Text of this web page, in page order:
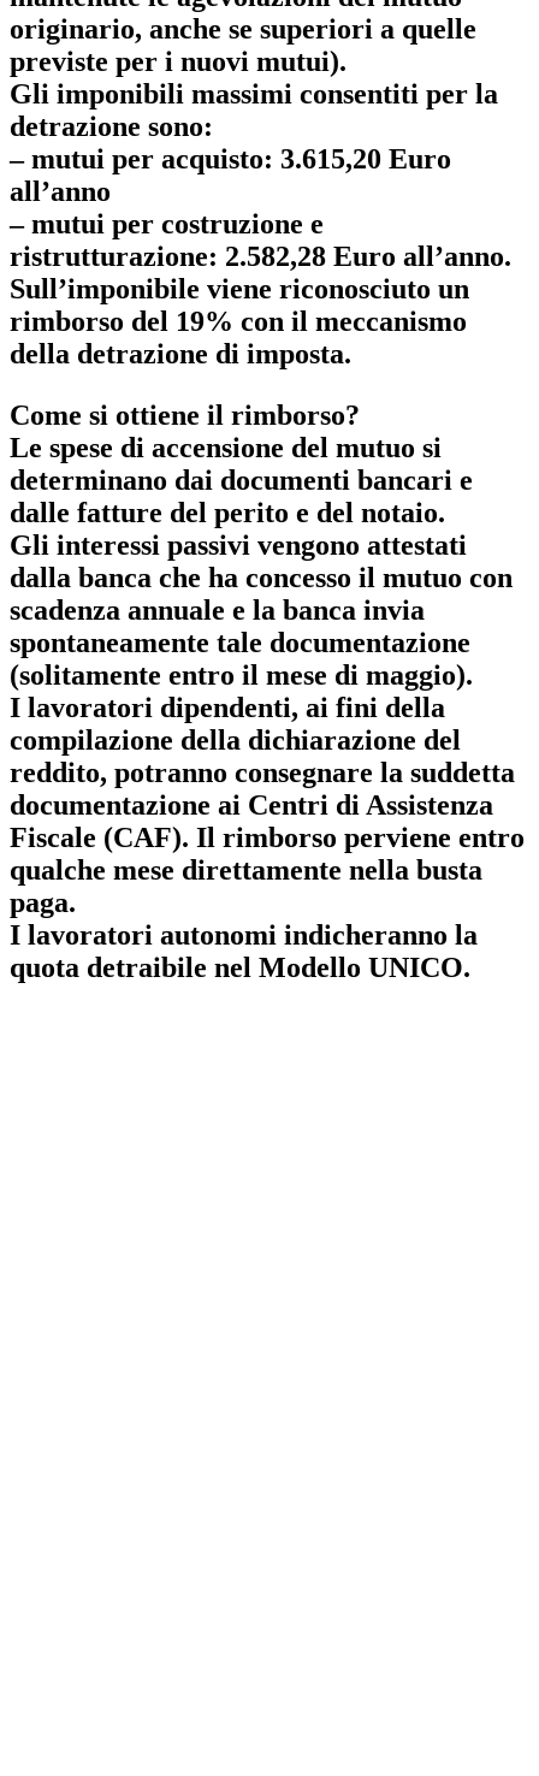
originario, anche se superiori a quelle
previste per i nuovi mutui).
Gli imponibili massimi consentiti per la
detrazione sono:
– mutui per acquisto: 3.615,20 Euro
all’anno
– mutui per costruzione e
ristrutturazione: 2.582,28 Euro all’anno.
Sull’imponibile viene riconosciuto un
rimborso del 19% con il meccanismo
della detrazione di imposta.
Come si ottiene il rimborso?
Le spese di accensione del mutuo si
determinano dai documenti bancari e
dalle fatture del perito e del notaio.
Gli interessi passivi vengono attestati
dalla banca che ha concesso il mutuo con
scadenza annuale e la banca invia
spontaneamente tale documentazione
(solitamente entro il mese di maggio).
I lavoratori dipendenti, ai fini della
compilazione della dichiarazione del
reddito, potranno consegnare la suddetta
documentazione ai Centri di Assistenza
Fiscale (CAF). Il rimborso perviene entro
qualche mese direttamente nella busta
paga.
I lavoratori autonomi indicheranno la
quota detraibile nel Modello UNICO.